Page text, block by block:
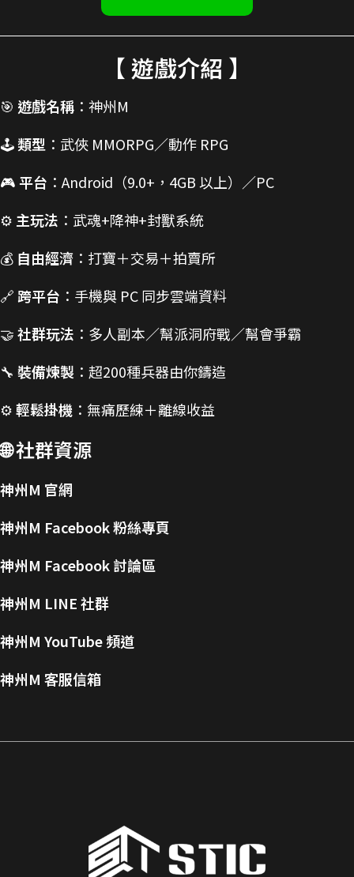
【 遊戲介紹 】
🎯 遊戲名稱 ：神州M
🕹️類型 ：武俠 MMORPG／動作 RPG
🎮平台 ：Android（9.0+，4GB 以上）／PC
⚙️ 主玩法 ：武魂+降神+封獸系統
💰 自由經濟 ：打寶＋交易＋拍賣所
🔗 跨平台 ：手機與 PC 同步雲端資料
🤝社群玩法 ：多人副本／幫派洞府戰／幫會爭霸
🔧 裝備煉製 ：超200種兵器由你鑄造
⚙️輕鬆掛機 ：無痛歷練＋離線收益
🌐社群資源
神州M 官網
神州M Facebook 粉絲專頁
神州M Facebook 討論區
神州M LINE 社群
神州M YouTube 頻道
神州M 客服信箱